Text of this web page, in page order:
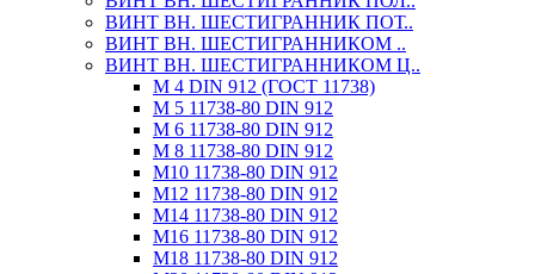
ВИНТ ВН. ШЕСТИГРАННИК ПОТ..
ВИНТ ВН. ШЕСТИГРАННИКОМ ..
ВИНТ ВН. ШЕСТИГРАННИКОМ Ц..
М 4 DIN 912 (ГОСТ 11738)
М 5 11738-80 DIN 912
М 6 11738-80 DIN 912
М 8 11738-80 DIN 912
М10 11738-80 DIN 912
М12 11738-80 DIN 912
М14 11738-80 DIN 912
М16 11738-80 DIN 912
М18 11738-80 DIN 912